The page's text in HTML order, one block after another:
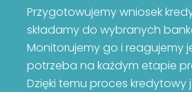
Przygotowujemy wniosek
składamy do wybranych
Monitorujemy go i reagujemy
potrzeba na każdym etapie
Dzięki temu proces kredytowy